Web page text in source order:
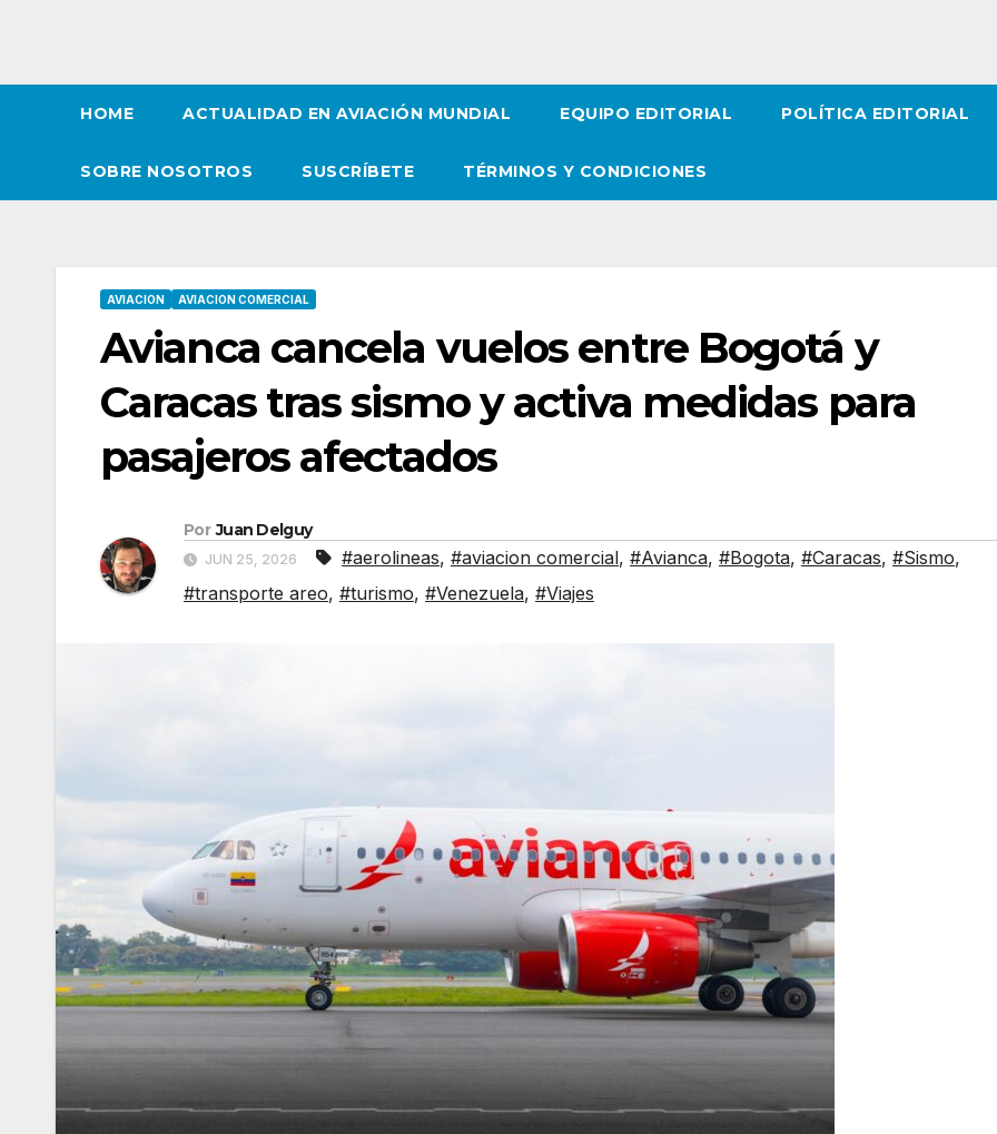
HOME ACTUALIDAD EN AVIACIÓN MUNDIAL EQUIPO EDITORIAL POLÍTICA EDITORIAL
SOBRE NOSOTROS SUSCRÍBETE TÉRMINOS Y CONDICIONES
AVIACION AVIACION COMERCIAL
Avianca cancela vuelos entre Bogotá y
Caracas tras sismo y activa medidas para
pasajeros afectados
Por Juan Delguy
JUN 25, 2026 #aerolineas, #aviacion comercial, #Avianca, #Bogota, #Caracas, #Sismo,
#transporte areo, #turismo, #Venezuela, #Viajes